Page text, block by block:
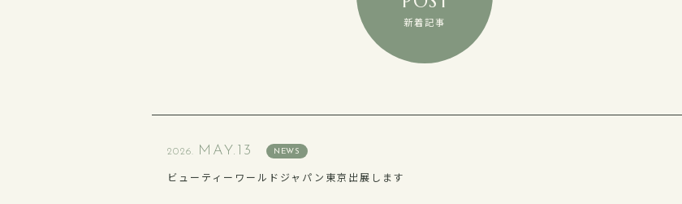
新着記事
2026. MAY.13 NEWS
ビューティーワールドジャパン東京出展します